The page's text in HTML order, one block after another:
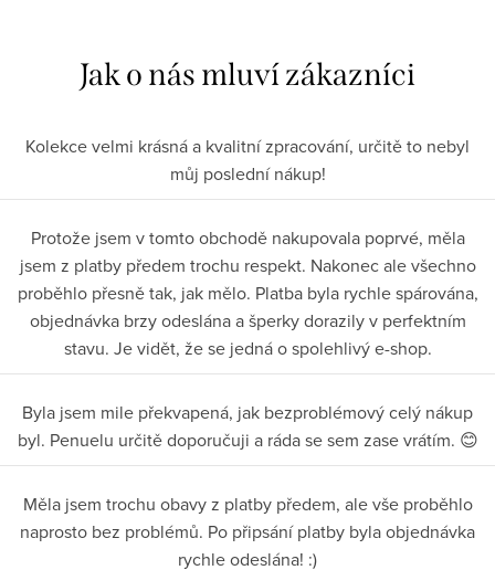
Kolekce velmi krásná a kvalitní zpracování, určitě to nebyl
můj poslední nákup!
Protože jsem v tomto obchodě nakupovala poprvé, měla
jsem z platby předem trochu respekt. Nakonec ale všechno
proběhlo přesně tak, jak mělo. Platba byla rychle spárována,
objednávka brzy odeslána a šperky dorazily v perfektním
stavu. Je vidět, že se jedná o spolehlivý e-shop.
Byla jsem mile překvapená, jak bezproblémový celý nákup
byl. Penuelu určitě doporučuji a ráda se sem zase vrátím. 😊
Měla jsem trochu obavy z platby předem, ale vše proběhlo
naprosto bez problémů. Po připsání platby byla objednávka
rychle odeslána! :)